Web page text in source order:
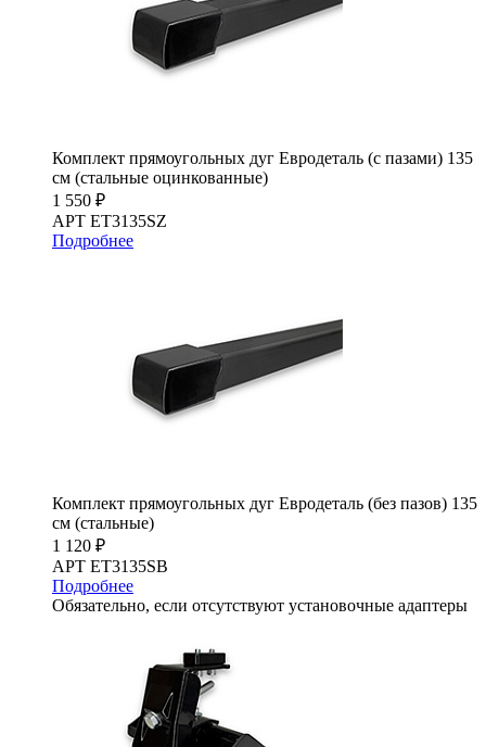
Комплект прямоугольных дуг Евродеталь (с пазами) 135
см (стальные оцинкованные)
1 550 ₽
АРТ ET3135SZ
Подробнее
Комплект прямоугольных дуг Евродеталь (без пазов) 135
см (стальные)
1 120 ₽
АРТ ET3135SB
Подробнее
Обязательно, если отсутствуют установочные адаптеры